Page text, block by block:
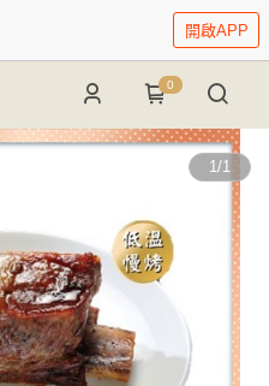
開啟APP
0
1/1